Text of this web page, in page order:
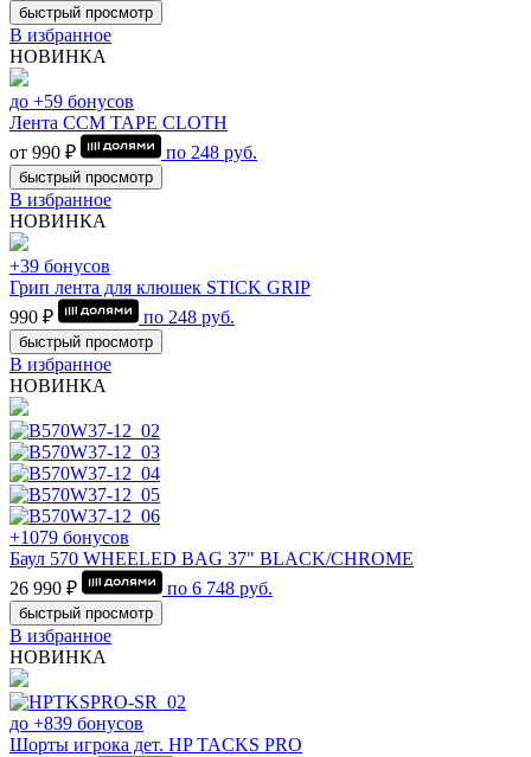
быстрый просмотр
В избранное
НОВИНКА
до +59 бонусов
Лента CCM TAPE CLOTH
от 990 ₽
по 248 руб.
быстрый просмотр
В избранное
НОВИНКА
+39 бонусов
Грип лента для клюшек STICK GRIP
990 ₽
по 248 руб.
быстрый просмотр
В избранное
НОВИНКА
+1079 бонусов
Баул 570 WHEELED BAG 37" BLACK/CHROME
26 990 ₽
по 6 748 руб.
быстрый просмотр
В избранное
НОВИНКА
до +839 бонусов
Шорты игрока дет. HP TACKS PRO